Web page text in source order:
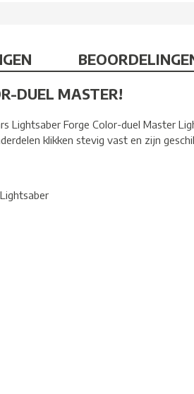
DUEL MASTER!
Lightsaber Forge Color-duel Master
klikken stevig vast en zijn